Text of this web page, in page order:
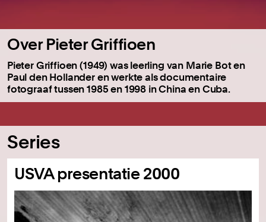
Over Pieter Griffioen
Pieter Griffioen (1949) was leerling van Marie Bot en
Paul den Hollander en werkte als documentaire
fotograaf tussen 1985 en 1998 in China en Cuba.
Series
USVA presentatie 2000